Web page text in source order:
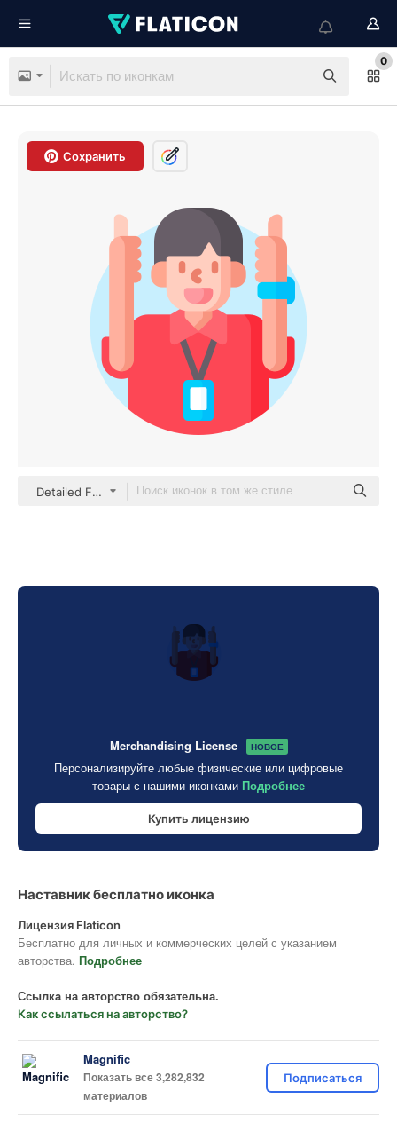
0
Сохранить
Detailed Flat Circular Flat
Merchandising License НОВОЕ
Персонализируйте любые физические или цифровые
товары с нашими иконками Подробнее
Купить лицензию
Наставник бесплатно иконка
Лицензия Flaticon
Бесплатно для личных и коммерческих целей с указанием
авторства. Подробнее
Ссылка на авторство обязательна.
Как ссылаться на авторство?
Magnific
Показать все 3,282,832
материалов
Подписаться